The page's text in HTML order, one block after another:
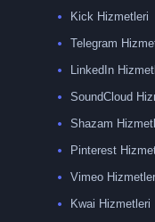
Kick Hizmetleri
Telegram
LinkedIn
SoundCloud
Shazam
Pinterest
Vimeo
Kwai Hizmetleri